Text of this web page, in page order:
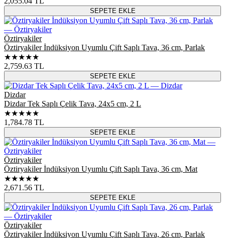
SEPETE EKLE
Öztiryakiler
Öztiryakiler İndüksiyon Uyumlu Çift Saplı Tava, 36 cm, Parlak
★★★★★
2,759.63 TL
SEPETE EKLE
Dizdar
Dizdar Tek Saplı Çelik Tava, 24x5 cm, 2 L
★★★★★
1,784.78 TL
SEPETE EKLE
Öztiryakiler
Öztiryakiler İndüksiyon Uyumlu Çift Saplı Tava, 36 cm, Mat
★★★★★
2,671.56 TL
SEPETE EKLE
Öztiryakiler
Öztiryakiler İndüksiyon Uyumlu Çift Saplı Tava, 26 cm, Parlak